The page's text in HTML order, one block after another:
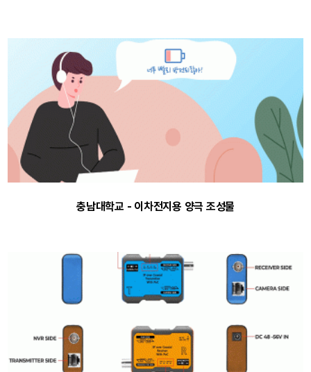
충남대학교 - 이차전지용 양극 조성물